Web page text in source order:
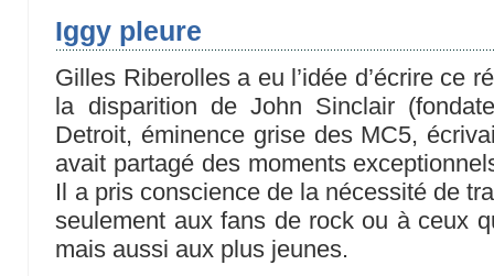
Iggy pleure
Gilles Riberolles a eu l’idée d’écrire ce
la disparition de John Sinclair
Detroit, éminence grise des MC5,
avait partagé des moments
Il a pris conscience de la nécessité de
seulement aux fans de rock ou à ceux
mais aussi aux plus jeunes.